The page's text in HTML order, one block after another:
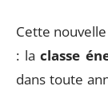
Cette
: laclasse
dans toute